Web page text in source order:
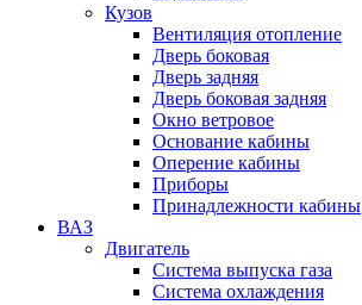
Кузов
Вентиляция отопление
Дверь боковая
Дверь задняя
Дверь боковая задняя
Окно ветровое
Основание кабины
Оперение кабины
Приборы
Принадлежности кабины
ВАЗ
Двигатель
Система выпуска газа
Система охлаждения